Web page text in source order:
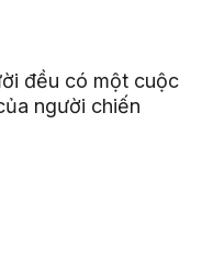
đều có một cuộc
người chiến